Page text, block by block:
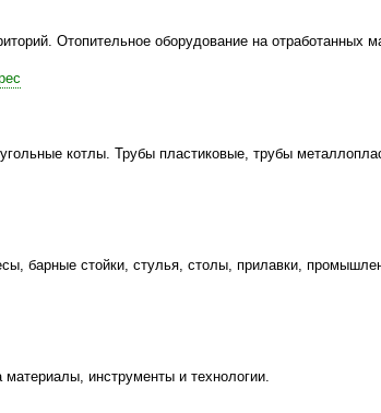
Отопительное оборудование на отработанных
котлы. Трубы пластиковые, трубы
барные стойки, стулья, столы, прилавки,
инструменты и технологии.